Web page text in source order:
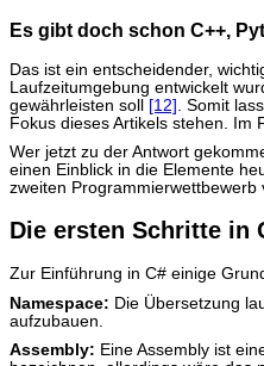
Es gibt doch schon C++,
Das ist ein entscheidender,
Laufzeitumgebung entwickelt
gewährleisten soll
[12] . Somit
Fokus dieses Artikels stehen. Im
Wer jetzt zu der Antwort
einen Einblick in die Elemente
zweiten Programmierwettbewerb
Die ersten Schritte in
Zur Einführung in C# einige
Namespace: Die Übersetzung
aufzubauen.
Assembly: Eine Assembly ist